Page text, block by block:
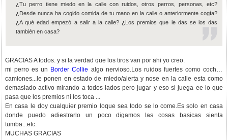
¿Tu perro tiene miedo en la calle con ruidos, otros perros, personas, etc?
¿Desde nunca ha cogido comida de tu mano en la calle o anteriormente cogía?
¿A qué edad empezó a salir a la calle? ¿Los premios que le das se los das
también en casa?
GRACIAS A todos. y si la verdad que los tiros van por ahi yo creo.
mi perro es un Border Collie algo nervioso.Los ruidos fuertes como coches
camiones...le ponen en estado de miedo/alerta y nose en la calle esta como
demasiado activo mirando a todos lados pero jugar y eso si juega ee lo que
pasa que los premios ni los toca ...
En casa le doy cualquier premio loque sea todo se lo come.Es solo en casa
donde puedo adiestrarlo un poco digamos las cosas basicas sienta
tumba...etc.
MUCHAS GRACIAS